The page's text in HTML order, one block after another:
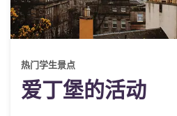
热门学生景点
爱丁堡的活动